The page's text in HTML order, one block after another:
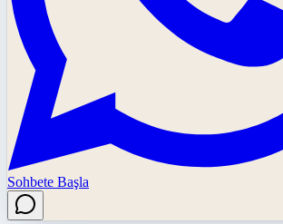
Sohbete Başla